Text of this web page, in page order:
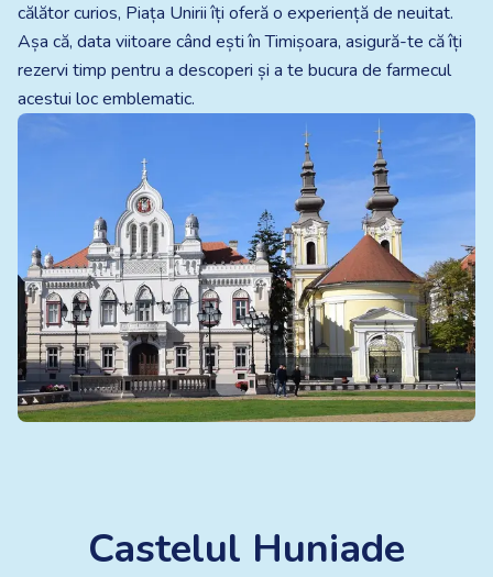
călător curios, Piața Unirii îți oferă o experiență de neuitat.
Așa că, data viitoare când ești în Timișoara, asigură-te că îți
rezervi timp pentru a descoperi și a te bucura de farmecul
acestui loc emblematic.
Castelul Huniade